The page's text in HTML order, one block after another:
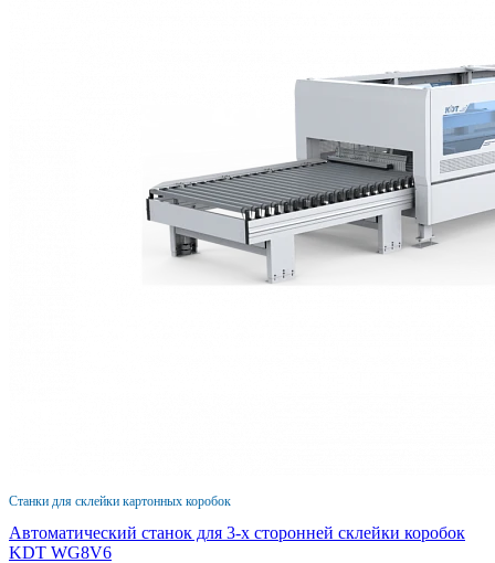
Станки для склейки картонных коробок
Автоматический станок для 3-х сторонней склейки коробок
KDT WG8V6